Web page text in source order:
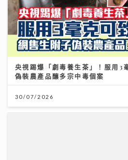
央視踢爆「劇毒養生茶」！服用3
偽裝農產品釀多宗中毒個案
30/07/2026